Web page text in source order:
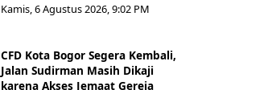
Kamis, 6 Agustus 2026, 9:02 PM
CFD Kota Bogor Segera Kembali,
Jalan Sudirman Masih Dikaji
karena Akses Jemaat Gereja